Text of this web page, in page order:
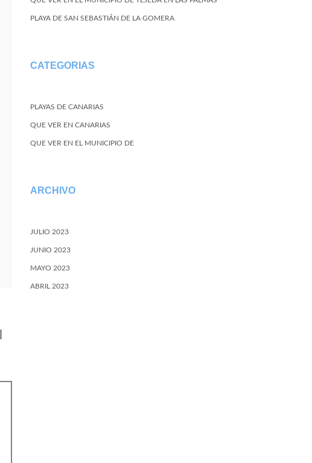
PLAYA DE SAN SEBASTIÁN DE LA GOMERA
CATEGORIAS
PLAYAS DE CANARIAS
QUE VER EN CANARIAS
QUE VER EN EL MUNICIPIO DE
ARCHIVO
JULIO 2023
JUNIO 2023
MAYO 2023
ABRIL 2023